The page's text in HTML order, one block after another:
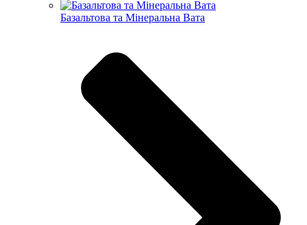
Базальтова та Мінеральна Вата